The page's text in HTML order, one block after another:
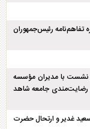
تفاهم‌نامه رئیس‌جمهوران
نشست با مدیران مؤسسه
رضایت‌مندی جامعه شاهد
غدیر و ارتحال حضرت